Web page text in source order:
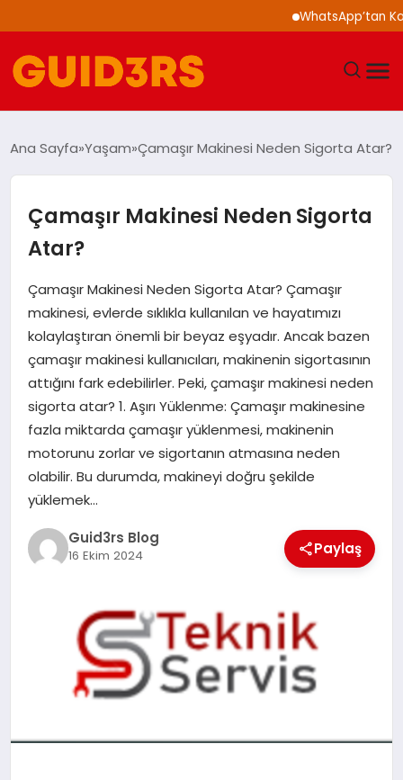
WhatsApp’tan
YAŞAM
TEKNOLOJI
SAĞLIK
EKONOMI
MAGAZIN
EĞITIM
Ana Sayfa Yaşam Çamaşır Makinesi Neden Sigorta Atar?
Çamaşır Makinesi Neden Sigorta
Atar?
Çamaşır Makinesi Neden Sigorta Atar? Çamaşır
makinesi, evlerde sıklıkla kullanılan ve hayatımızı
kolaylaştıran önemli bir beyaz eşyadır. Ancak bazen
çamaşır makinesi kullanıcıları, makinenin sigortasının
attığını fark edebilirler. Peki, çamaşır makinesi neden
sigorta atar? 1. Aşırı Yüklenme: Çamaşır makinesine
fazla miktarda çamaşır yüklenmesi, makinenin
motorunu zorlar ve sigortanın atmasına neden
olabilir. Bu durumda, makineyi doğru şekilde
yüklemek…
Guid3rs Blog
16 Ekim 2024 Paylaş